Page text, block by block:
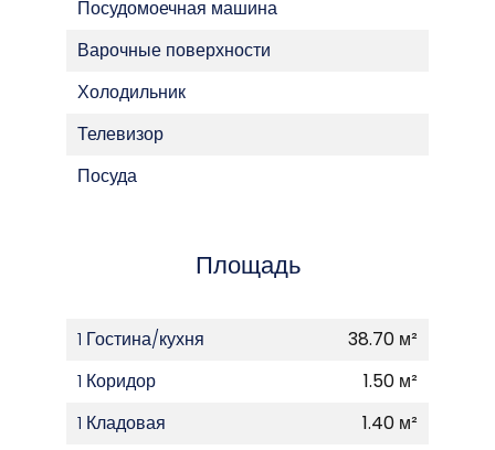
Посудомоечная машина
Варочные поверхности
Холодильник
Телевизор
Посуда
Площадь
1 Гостина/кухня
38.70 м²
1 Коридор
1.50 м²
1 Кладовая
1.40 м²